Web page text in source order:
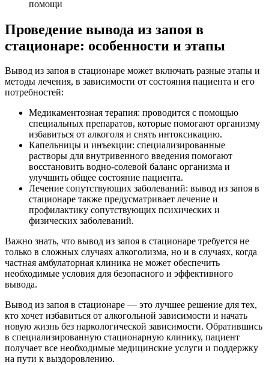
помощи
Проведение вывода из запоя в
стационаре: особенности и этапы
Вывод из запоя в стационаре может включать разные этапы и
методы лечения, в зависимости от состояния пациента и его
потребностей:
Медикаментозная терапия: проводится с помощью
специальных препаратов, которые помогают организму
избавиться от алкоголя и снять интоксикацию.
Капельницы и инъекции: специализированные
растворы для внутривенного введения помогают
восстановить водно-солевой баланс организма и
улучшить общее состояние пациента.
Лечение сопутствующих заболеваний: вывод из запоя в
стационаре также предусматривает лечение и
профилактику сопутствующих психических и
физических заболеваний.
Важно знать, что вывод из запоя в стационаре требуется не
только в сложных случаях алкоголизма, но и в случаях, когда
частная амбулаторная клиника не может обеспечить
необходимые условия для безопасного и эффективного
вывода.
Вывод из запоя в стационаре — это лучшее решение для тех,
кто хочет избавиться от алкогольной зависимости и начать
новую жизнь без наркологической зависимости. Обратившись
в специализированную стационарную клинику, пациент
получает все необходимые медицинские услуги и поддержку
на пути к выздоровлению.